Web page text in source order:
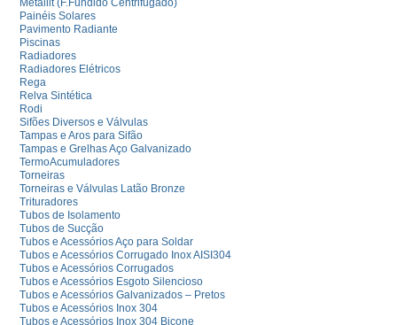
Painéis Solares
Pavimento Radiante
Piscinas
Radiadores
Radiadores Elétricos
Rega
Relva Sintética
Rodi
Sifões Diversos e Válvulas
Tampas e Aros para Sifão
Tampas e Grelhas Aço Galvanizado
TermoAcumuladores
Torneiras
Torneiras e Válvulas Latão Bronze
Trituradores
Tubos de Isolamento
Tubos de Sucção
Tubos e Acessórios Aço para Soldar
Tubos e Acessórios Corrugado Inox AISI304
Tubos e Acessórios Corrugados
Tubos e Acessórios Esgoto Silencioso
Tubos e Acessórios Galvanizados – Pretos
Tubos e Acessórios Inox 304
Tubos e Acessórios Inox 304 Bicone